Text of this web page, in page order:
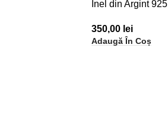
Inel din Argint 925
350,00 lei
Adaugă În Coș